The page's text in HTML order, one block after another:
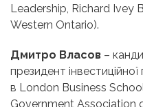
Leadership, Richard Ivey
Western Ontario).
Дмитро Власов –
президент
в London Business
Government Association